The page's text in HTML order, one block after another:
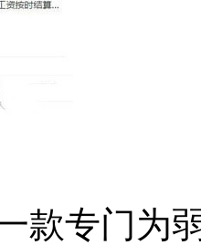
款专门为